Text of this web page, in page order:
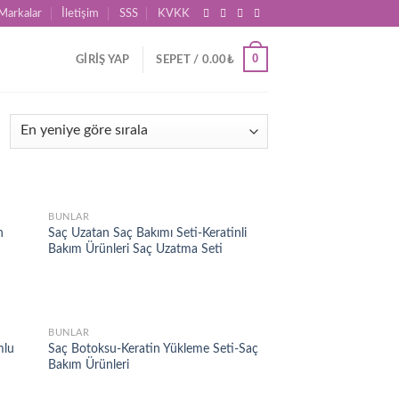
Markalar İletişim SSS KVKK
GIRIŞ YAP SEPET / 0.00₺ 0
to
Add to
wishlist
BUNLAR
Saç Uzatan Saç Bakımı Seti-Keratinli
Bakım Ürünleri Saç Uzatma Seti
to
Add to
wishlist
BUNLAR
Saç Botoksu-Keratin Yükleme Seti-Saç
Bakım Ürünleri